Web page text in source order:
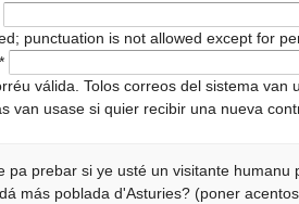
punctuation is not allowed except for
*
válida. Tolos correos del sistema
van usase si quier recibir una nueva
pa prebar si ye usté un visitante
más poblada d'Asturies? (poner